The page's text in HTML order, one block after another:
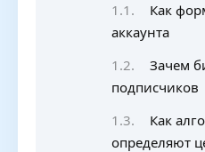
Как
аккаунта
Зачем
подписчиков
Как
определяют